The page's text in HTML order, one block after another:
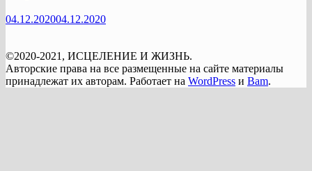
04.12.202004.12.2020
©2020-2021, ИСЦЕЛЕНИЕ И ЖИЗНЬ.
Авторские права на все размещенные на сайте материалы
принадлежат их авторам. Работает на WordPress и Bam.